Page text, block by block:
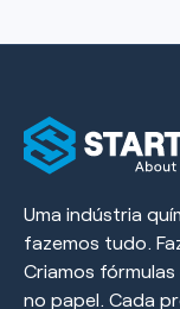
Uma indústria
fazemos tudo.
Criamos
no papel. Cada